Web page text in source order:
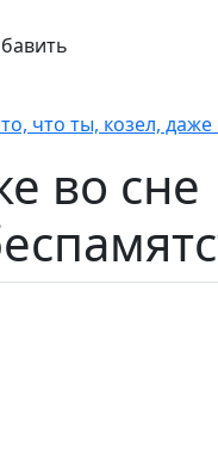
что ты, козел, даже
во сне